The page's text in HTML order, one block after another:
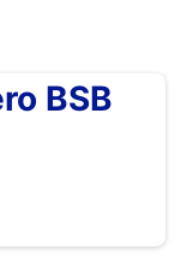
BSB